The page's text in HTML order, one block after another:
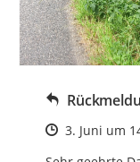
Zeitpunkt
3. Juni um